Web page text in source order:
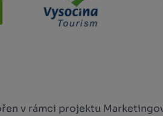
v rámci projektu